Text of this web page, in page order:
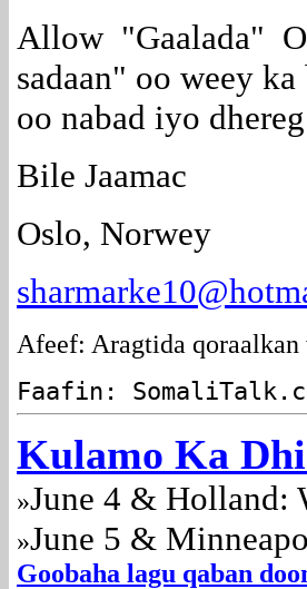
Allow "Gaalada"
sadaan" oo weey
oo nabad iyo
Bile Jaamac
Oslo, Norwey
Afeef: Aragtida
Faafin:
Kulamo Ka
»June 4 & Holland:
»June 5 &
Goobaha lagu qaban